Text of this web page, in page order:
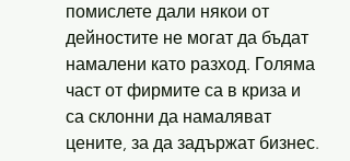
помислете дали някои от
дейностите не могат да бъдат
намалени като разход. Голяма
част от фирмите са в криза и
са склонни да намаляват
цените, за да задържат бизнес.